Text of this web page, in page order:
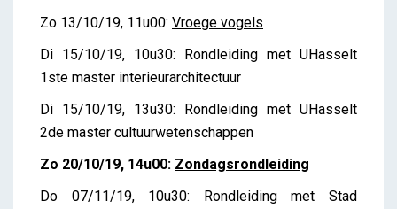
Zo 13/10/19, 11u00: Vroege vogels
Di 15/10/19, 10u30: Rondleiding met UHasselt
1ste master interieurarchitectuur
Di 15/10/19, 13u30: Rondleiding met UHasselt
2de master cultuurwetenschappen
Zo 20/10/19, 14u00: Zondagsrondleiding
Do 07/11/19, 10u30: Rondleiding met Stad